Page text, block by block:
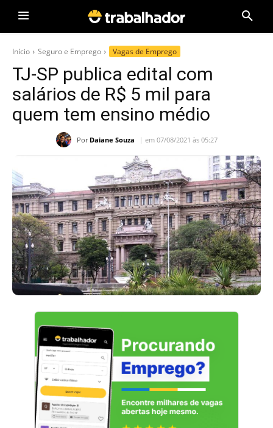
Início Seguro e Emprego Vagas de Emprego
TJ-SP publica edital com
salários de R$ 5 mil para
quem tem ensino médio
Por Daiane Souza em 07/08/2021 às 05:27